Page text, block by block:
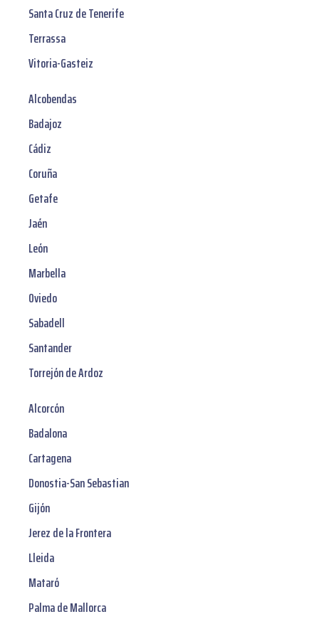
Santa Cruz de Tenerife
Terrassa
Vitoria-Gasteiz
Alcobendas
Badajoz
Cádiz
Coruña
Getafe
Jaén
León
Marbella
Oviedo
Sabadell
Santander
Torrejón de Ardoz
Alcorcón
Badalona
Cartagena
Donostia-San Sebastian
Gijón
Jerez de la Frontera
Lleida
Mataró
Palma de Mallorca